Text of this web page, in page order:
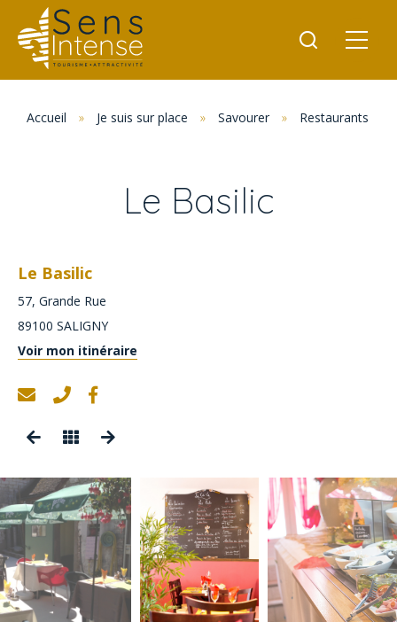
Accueil » Je suis sur place » Savourer » Restaurants
Le Basilic
Le Basilic
57, Grande Rue
89100 SALIGNY
Voir mon itinéraire